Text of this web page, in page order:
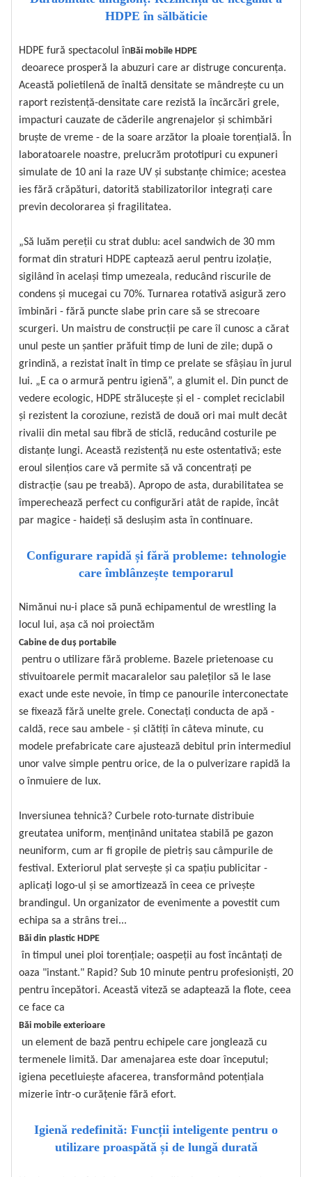
HDPE în sălbăticie
HDPE fură spectacolul înBăi mobile HDPE
deoarece prosperă la abuzuri care ar distruge concurența.
Această polietilenă de înaltă densitate se mândrește cu un
raport rezistență-densitate care rezistă la încărcări grele,
impacturi cauzate de căderile angrenajelor și schimbări
bruște de vreme - de la soare arzător la ploaie torențială. În
laboratoarele noastre, prelucrăm prototipuri cu expuneri
simulate de 10 ani la raze UV ​​și substanțe chimice; acestea
ies fără crăpături, datorită stabilizatorilor integrați care
previn decolorarea și fragilitatea.
„Să luăm pereții cu strat dublu: acel sandwich de 30 mm
format din straturi HDPE captează aerul pentru izolație,
sigilând în același timp umezeala, reducând riscurile de
condens și mucegai cu 70%. Turnarea rotativă asigură zero
îmbinări - fără puncte slabe prin care să se strecoare
scurgeri. Un maistru de construcții pe care îl cunosc a cărat
unul peste un șantier prăfuit timp de luni de zile; după o
grindină, a rezistat înalt în timp ce prelate se sfâșiau în jurul
lui. „E ca o armură pentru igienă”, a glumit el. Din punct de
vedere ecologic, HDPE strălucește și el - complet reciclabil
și rezistent la coroziune, rezistă de două ori mai mult decât
rivalii din metal sau fibră de sticlă, reducând costurile pe
distanțe lungi. Această rezistență nu este ostentativă; este
eroul silențios care vă permite să vă concentrați pe
distracție (sau pe treabă). Apropo de asta, durabilitatea se
împerechează perfect cu configurări atât de rapide, încât
par magice - haideți să deslușim asta în continuare.
Configurare rapidă și fără probleme: tehnologie
care îmblânzește temporarul
Nimănui nu-i place să pună echipamentul de wrestling la
locul lui, așa că noi proiectăm
Cabine de duș portabile
pentru o utilizare fără probleme. Bazele prietenoase cu
stivuitoarele permit macaralelor sau paleților să le lase
exact unde este nevoie, în timp ce panourile interconectate
se fixează fără unelte grele. Conectați conducta de apă -
caldă, rece sau ambele - și clătiți în câteva minute, cu
modele prefabricate care ajustează debitul prin intermediul
unor valve simple pentru orice, de la o pulverizare rapidă la
o înmuiere de lux.
Inversiunea tehnică? Curbele roto-turnate distribuie
greutatea uniform, menținând unitatea stabilă pe gazon
neuniform, cum ar fi gropile de pietriș sau câmpurile de
festival. Exteriorul plat servește și ca spațiu publicitar -
aplicați logo-ul și se amortizează în ceea ce privește
brandingul. Un organizator de evenimente a povestit cum
echipa sa a strâns trei...
Băi din plastic HDPE
în timpul unei ploi torențiale; oaspeții au fost încântați de
oaza "instant." Rapid? Sub 10 minute pentru profesioniști, 20
pentru începători. Această viteză se adaptează la flote, ceea
ce face ca
Băi mobile exterioare
un element de bază pentru echipele care jonglează cu
termenele limită. Dar amenajarea este doar începutul;
igiena pecetluiește afacerea, transformând potențiala
mizerie într-o curățenie fără efort.
Igienă redefinită: Funcții inteligente pentru o
utilizare proaspătă și de lungă durată